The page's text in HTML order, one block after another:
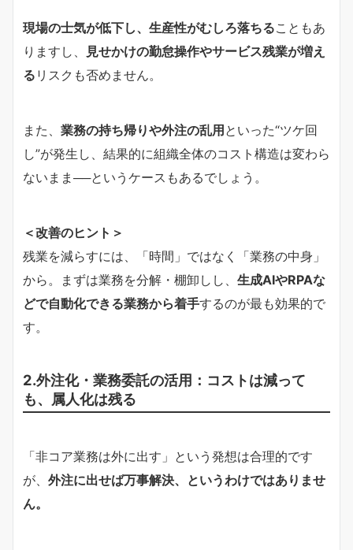
現場の士気が低下し、生産性がむしろ落ちることもあ
りますし、
見せかけの勤怠操作やサービス残業が増え
る リスクも否めません。
また、 業務の持ち帰りや外注の乱用といった“ツケ回
し”が発生し、結果的に組織全体のコスト構造は変わら
ないまま──というケースもあるでしょう。
＜改善のヒント＞
残業を減らすには、「時間」ではなく「業務の中身」
から。まずは業務を分解・棚卸しし、 生成AIやRPAな
どで自動化できる業務から着手するのが最も効果的で
す。
2.外注化・業務委託の活用：コストは減って
も、属人化は残る
「非コア業務は外に出す」という発想は合理的です
が、 外注に出せば万事解決、というわけではありませ
ん。